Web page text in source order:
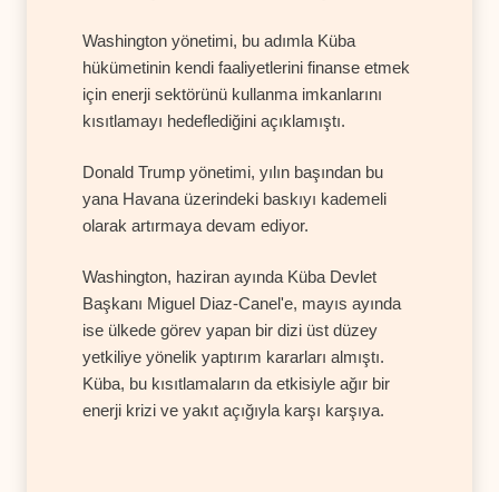
Washington yönetimi, bu adımla Küba
hükümetinin kendi faaliyetlerini finanse etmek
için enerji sektörünü kullanma imkanlarını
kısıtlamayı hedeflediğini açıklamıştı.
Donald Trump yönetimi, yılın başından bu
yana Havana üzerindeki baskıyı kademeli
olarak artırmaya devam ediyor.
Washington, haziran ayında Küba Devlet
Başkanı Miguel Diaz-Canel'e, mayıs ayında
ise ülkede görev yapan bir dizi üst düzey
yetkiliye yönelik yaptırım kararları almıştı.
Küba, bu kısıtlamaların da etkisiyle ağır bir
enerji krizi ve yakıt açığıyla karşı karşıya.